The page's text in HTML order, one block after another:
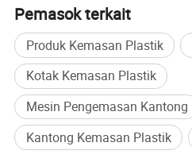
Pemasok terkait
Produk Kemasan Plastik
Kotak Kemasan Plastik
Mesin Pengemasan Kantong
Kantong Kemasan Plastik